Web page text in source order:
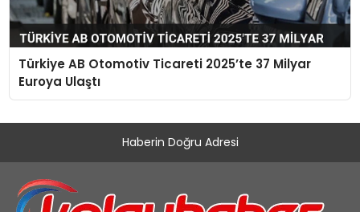
Türkiye AB Otomotiv Ticareti 2025’te 37 Milyar
Euroya Ulaştı
Haberin Doğru Adresi